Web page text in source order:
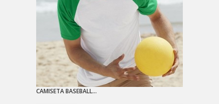
CAMISETA BASEBALL...